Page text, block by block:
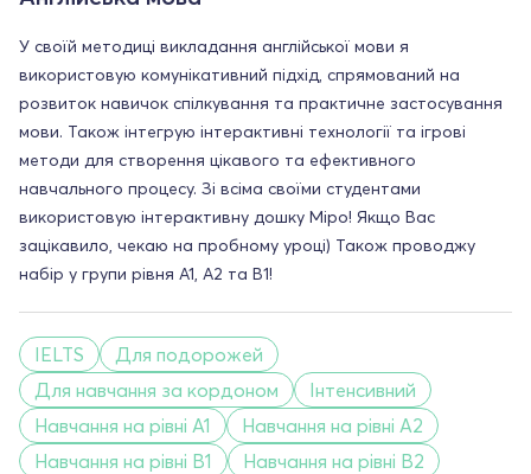
У своїй методиці викладання англійської мови я
використовую комунікативний підхід, спрямований на
розвиток навичок спілкування та практичне застосування
мови. Також інтегрую інтерактивні технології та ігрові
методи для створення цікавого та ефективного
навчального процесу. Зі всіма своїми студентами
використовую інтерактивну дошку Міро! Якщо Вас
зацікавило, чекаю на пробному уроці) Також проводжу
набір у групи рівня А1, А2 та В1!
IELTS
Для подорожей
Для навчання за кордоном
Інтенсивний
Навчання на рівні A1
Навчання на рівні A2
Навчання на рівні B1
Навчання на рівні B2